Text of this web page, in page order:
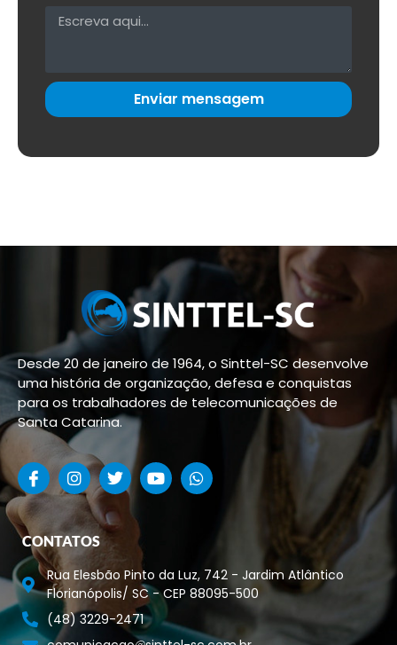
Enviar mensagem
Desde 20 de janeiro de 1964, o Sinttel-SC desenvolve
uma história de organização, defesa e conquistas
para os trabalhadores de telecomunicações de
Santa Catarina.
CONTATOS
Rua Elesbão Pinto da Luz, 742 - Jardim Atlântico
Florianópolis/ SC - CEP 88095-500
(48) 3229-2471